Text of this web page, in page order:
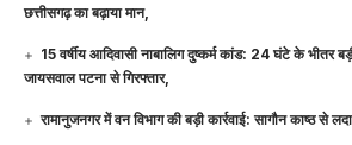
छत्तीसगढ़ का बढ़ाया मान,
15 वर्षीय आदिवासी नाबालिग दुष्कर्म कांड: 24 घंटे के भीतर
जायसवाल पटना से गिरफ्तार,
रामानुजनगर में वन विभाग की बड़ी कार्रवाई: सागौन काष्ठ से